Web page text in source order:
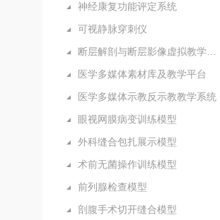
神经康复功能评定系统
可视静脉穿刺仪
医学多媒体素材库及教学平台
医学多媒体示教反示教教学系统
眼视网膜病变训练模型
外科缝合包扎展示模型
术前无菌操作训练模型
前列腺检查模型
剖腹手术切开缝合模型